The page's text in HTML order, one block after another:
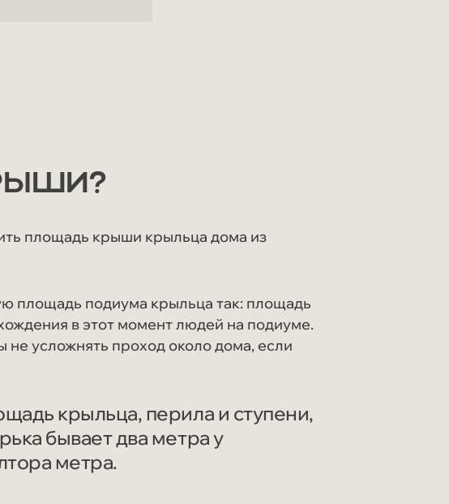
площадь крыши крыльца дома из
площадь подиума крыльца так: площадь
в этот момент людей на подиуме.
усложнять проход около дома, если
крыльца, перила и ступени,
бывает два метра у
метра.